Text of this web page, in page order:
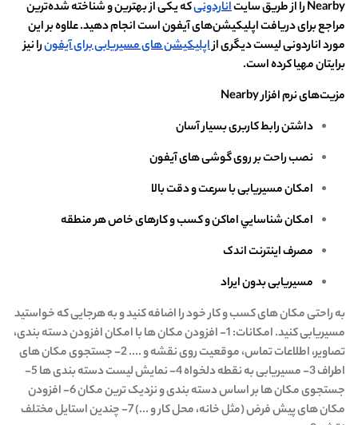
Nearby را از طریق سایت
اناردونیکه یکی از بهترین و شناخته شده‌ترین
مراجع برای دریافت اپلیکیشن‌های آیفون است انجام دهید. علاوه بر این
مورد اناردونی لیست دیگری ازاپلیکیشن های مسیریابی برای آیفونرا نیز
برایتان مهیا کرده است.
مزیت‌های نرم افزار Nearby
داشتن رابط کاربری بسیار آسان
نصب راحت بر روی گوشی های آیفون
امکان مسیریابی با سرعت و دقت بالا
امکان شناسايي اماکن و کسب و کارهای خاص هر منطقه
مصرف اینترنت اندک
مسیریابی بدون ایراد
به راحتی مکان های کسب و کار خود را اضافه کنید و به هرجایی که خواستید
مسیریابی کنید. امکانات: 1- افزودن مکان ها با امکان افزودن دسته بندی،
تصاویر، اطلاعات تماس، موقعیت روی نقشه و .... 2- جستجوی مکان های
اطراف 3- مسیریابی به نقطه دلخواه 4- نمایش لیست دسته بندی ها 5-
جستجوی مکان ها بر اساس دسته بندی و نزدیک ترین مکان 6- افزودن
مکان های پیش فرض (مثل خانه، محل کار و ...) 7- چندین استایل مختلف